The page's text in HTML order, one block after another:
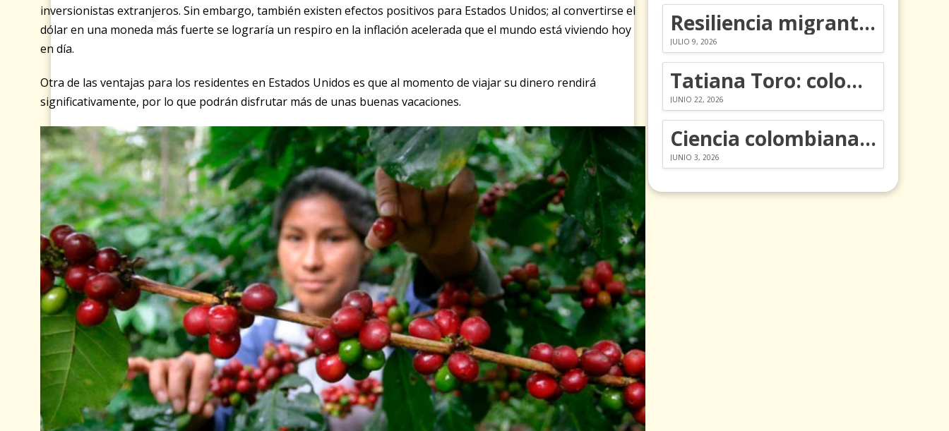
inversionistas extranjeros. Sin embargo, también existen efectos positivos para Estados Unidos; al convertirse el
dólar en una moneda más fuerte se lograría un respiro en la inflación acelerada que el mundo está viviendo hoy
en día.
Otra de las ventajas para los residentes en Estados Unidos es que al momento de viajar su dinero rendirá
significativamente, por lo que podrán disfrutar más de unas buenas vacaciones.
Resiliencia migrante: 5 emociones y cómo gestionarlas
JULIO 9, 2026
Tatiana Toro: colombiana que cambió la historia de las matemáticas
JUNIO 22, 2026
Ciencia colombiana en la revolución de los órganos en chips
JUNIO 3, 2026